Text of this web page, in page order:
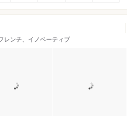
レンチ、イノベーティブ